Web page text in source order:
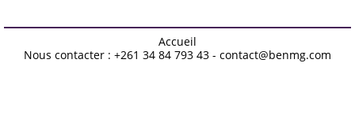
Accueil
Nous contacter : +261 34 84 793 43 - contact@benmg.com